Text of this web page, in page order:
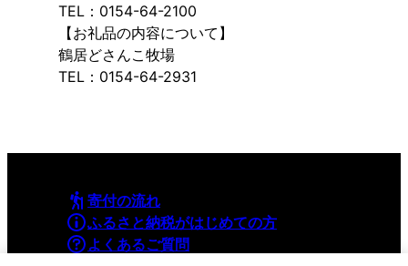
TEL：0154-64-2100
【お礼品の内容について】
鶴居どさんこ牧場
TEL：0154-64-2931
寄付の流れ
ふるさと納税がはじめての方
よくあるご質問